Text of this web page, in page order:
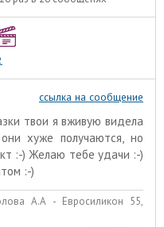
ссылка на сообщение
твои я вживую видела
хуже получаются, но
:-) Желаю тебе удачи :-)
:-)
А.А - Евросиликон 55,